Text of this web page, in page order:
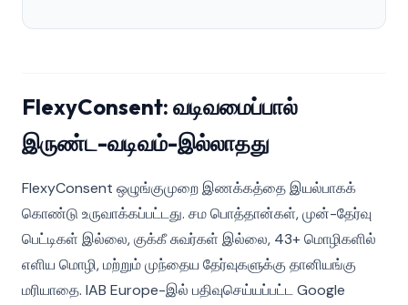
FlexyConsent: வடிவமைப்பால்
இருண்ட-வடிவம்-இல்லாதது
FlexyConsent ஒழுங்குமுறை இணக்கத்தை இயல்பாகக்
கொண்டு உருவாக்கப்பட்டது. சம பொத்தான்கள், முன்-தேர்வு
பெட்டிகள் இல்லை, குக்கீ சுவர்கள் இல்லை, 43+ மொழிகளில்
எளிய மொழி, மற்றும் முந்தைய தேர்வுகளுக்கு தானியங்கு
மரியாதை. IAB Europe-இல் பதிவுசெய்யப்பட்ட Google